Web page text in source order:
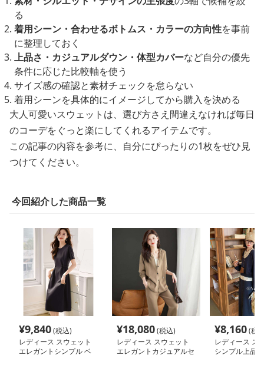
る
着用シーン・合わせるボトムス・カラーの方向性を事前
に整理しておく
上品さ・カジュアルダウン・体型カバーなど自分の優先
条件に応じた比較軸を使う
サイズ感の確認と素材チェックを怠らない
着用シーンを具体的にイメージしてから購入を決める
大人可愛いスウェットは、選び方さえ間違えなければ毎日
のコーデをぐっと楽にしてくれるアイテムです。
この記事の内容を参考に、自分にぴったりの1枚をぜひ見
つけてください。
今回紹介した商品一覧
¥9,840(税込)
レディース スウェット
エレガントシンプル ベ
¥18,080(税込)
レディース スウェット
エレガントカジュアルセ
¥8,160(税
レディース ス
シンプル上品